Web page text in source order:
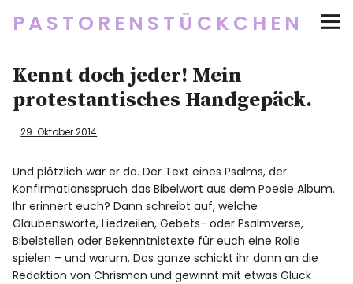
PASTORENSTÜCKCHEN
Über
Newsletter
Impressum/Datenschutz
Kennt doch jeder! Mein
protestantisches Handgepäck.
29. Oktober 2014
Und plötzlich war er da. Der Text eines Psalms, der
Konfirmationsspruch das Bibelwort aus dem Poesie Album.
Ihr erinnert euch? Dann schreibt auf, welche
Glaubensworte, Liedzeilen, Gebets- oder Psalmverse,
Bibelstellen oder Bekenntnistexte für euch eine Rolle
spielen – und warum. Das ganze schickt ihr dann an die
Redaktion von Chrismon und gewinnt mit etwas Glück